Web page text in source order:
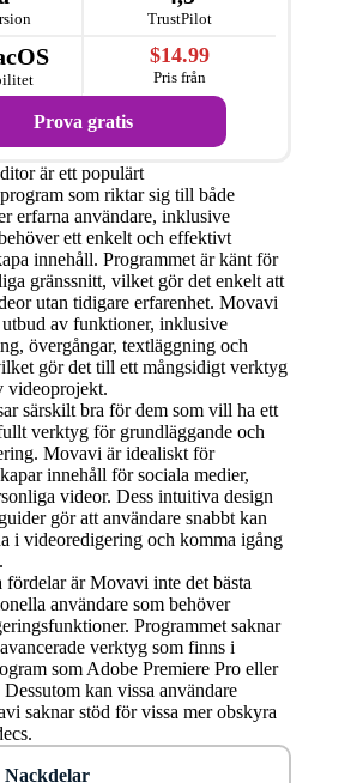
TrustPilot
$14.99
Pris från
Prova gratis
är ett populärt
som riktar sig till både
erfarna användare, inklusive
ett enkelt och effektivt
innehåll. Programmet är känt för
gränssnitt, vilket gör det enkelt att
utan tidigare erfarenhet. Movavi
av funktioner, inklusive
övergångar, textläggning och
gör det till ett mångsidigt verktyg
videoprojekt.
särskilt bra för dem som vill ha ett
verktyg för grundläggande och
Movavi är idealiskt för
innehåll för sociala medier,
videor. Dess intuitiva design
gör att användare snabbt kan
i videoredigering och komma igång
fördelar är Movavi inte det bästa
användare som behöver
Programmet saknar
verktyg som finns i
som Adobe Premiere Pro eller
kan vissa användare
saknar stöd för vissa mer obskyra
Nackdelar